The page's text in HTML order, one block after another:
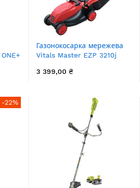
Газонокосарка мережева
Vitals Master EZP 3210j
6.7кг
3 399,00 ₴
-22%